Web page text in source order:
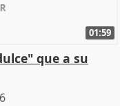
01:59
que a su